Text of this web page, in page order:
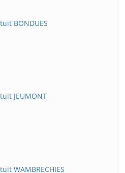
BONDUES
JEUMONT
WAMBRECHIES